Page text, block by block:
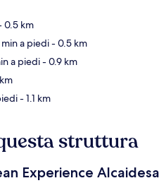
0.5 km
a piedi- 0.5 km
a piedi- 0.9 km
- 1.1 km
struttura
Experience Alcaidesa